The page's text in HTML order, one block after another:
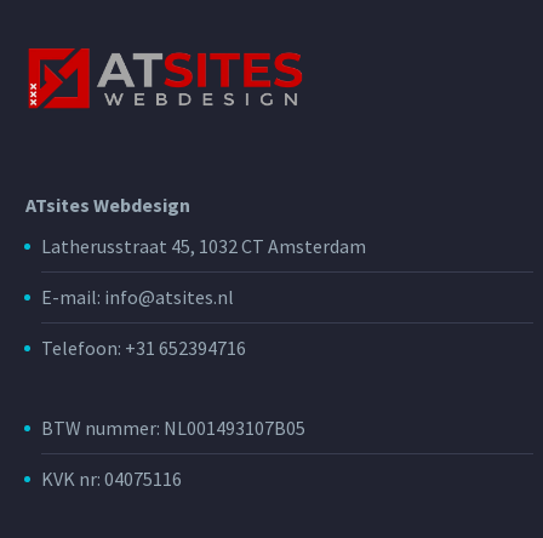
ATsites Webdesign
Latherusstraat 45, 1032 CT Amsterdam
E-mail: info@atsites.nl
Telefoon: +31 652394716
BTW nummer: NL001493107B05
KVK nr: 04075116